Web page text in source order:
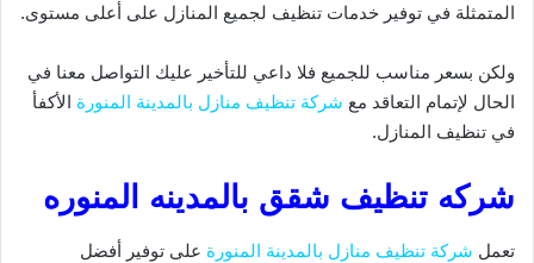
المتمثلة في توفير خدمات تنظيف لجميع المنازل على أعلى مستوى.
ولكن بسعر مناسب للجميع فلا داعي للتأخير عليك التواصل معنا في
الحال لإتمام التعاقد مع شركة تنظيف منازل بالمدينة المنورة الأكفأ
في تنظيف المنازل.
شركه تنظيف شقق بالمدينه المنوره
تعمل شركة تنظيف منازل بالمدينة المنورة على توفير أفضل